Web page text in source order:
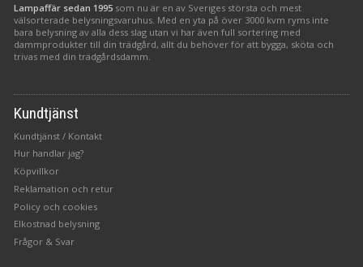
Lampaffär sedan 1995 som nu är en av Sveriges största och mest
välsorterade belysningsvaruhus. Med en yta på över 3000 kvm ryms inte
bara belysning av alla dess slag utan vi har även full sortering med
dammprodukter till din trädgård, allt du behöver för att bygga, sköta och
trivas med din trädgårdsdamm.
Kundtjänst
Kundtjänst / Kontakt
Hur handlar jag?
Köpvillkor
Reklamation och retur
Policy och cookies
Elkostnad belysning
Frågor & Svar